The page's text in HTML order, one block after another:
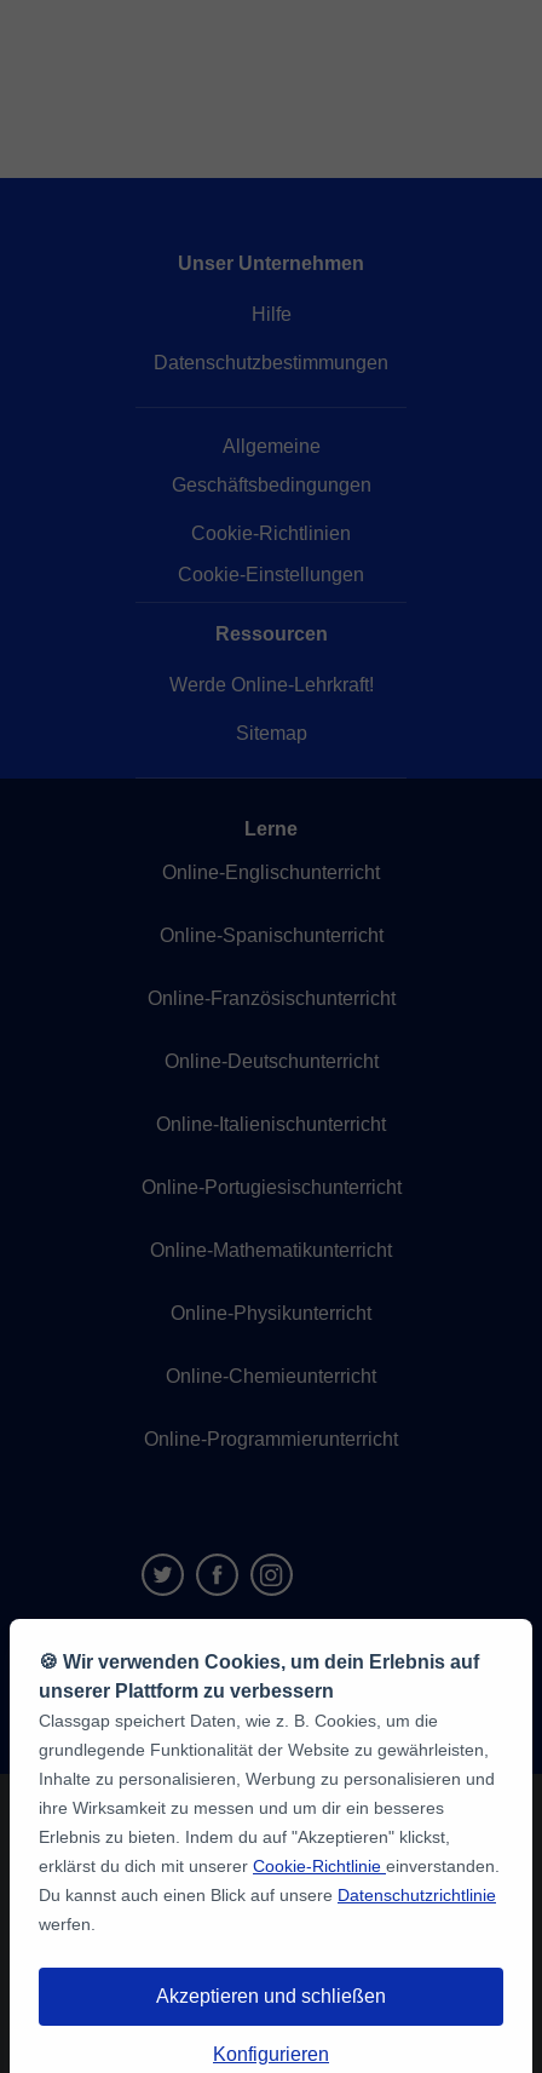
Unser Unternehmen
Hilfe
Datenschutzbestimmungen
Allgemeine
Geschäftsbedingungen
Cookie-Richtlinien
Cookie-Einstellungen
Ressourcen
Werde Online-Lehrkraft!
Sitemap
Lerne
Online-Englischunterricht
Online-Spanischunterricht
Online-Französischunterricht
Online-Deutschunterricht
Online-Italienischunterricht
Online-Portugiesischunterricht
Online-Mathematikunterricht
Online-Physikunterricht
Online-Chemieunterricht
Online-Programmierunterricht
9,6/10
1,339,316
Schüler:innen
🍪 Wir verwenden Cookies, um dein Erlebnis auf
unserer Plattform zu verbessern
Classgap speichert Daten, wie z. B. Cookies, um die
grundlegende Funktionalität der Website zu gewährleisten,
Inhalte zu personalisieren, Werbung zu personalisieren und
ihre Wirksamkeit zu messen und um dir ein besseres
Erlebnis zu bieten. Indem du auf "Akzeptieren" klickst,
erklärst du dich mit unserer Cookie-Richtlinie einverstanden.
Du kannst auch einen Blick auf unsere Datenschutzrichtlinie
werfen.
Akzeptieren und schließen
Konfigurieren